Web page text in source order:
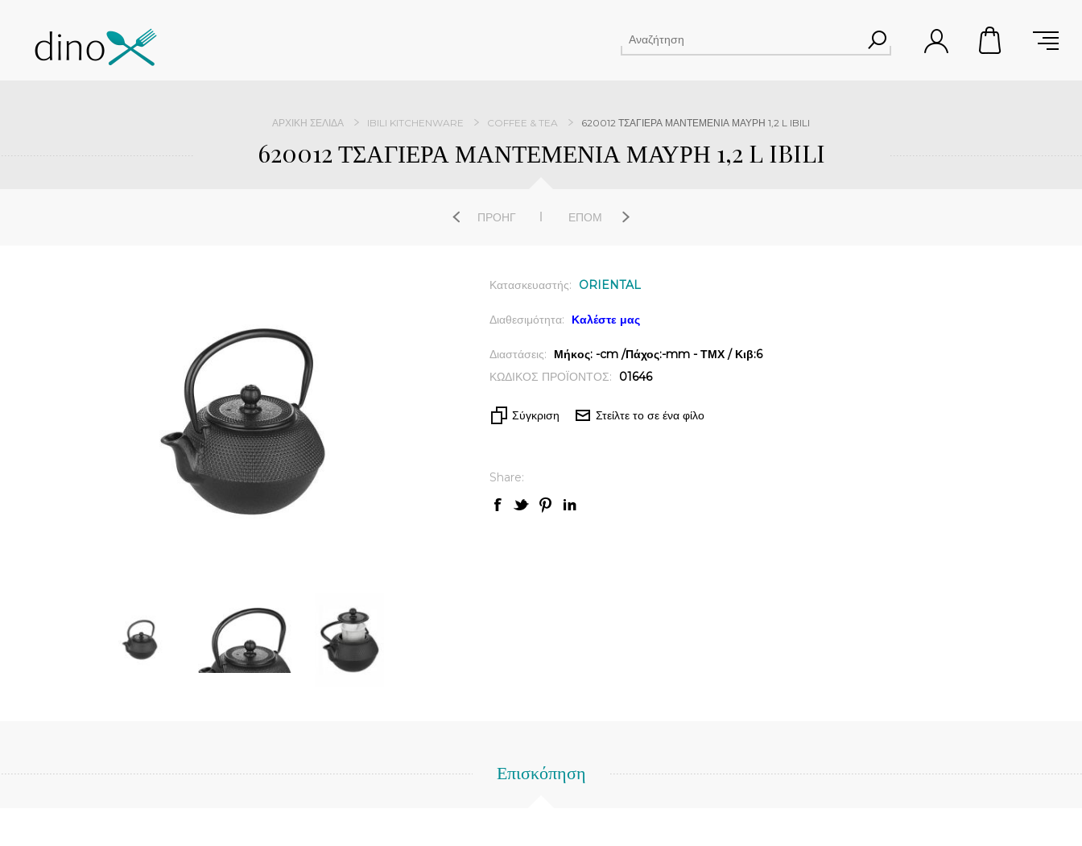
ΑΡΧΙΚΉ ΣΕΛΊΔΑ IBILI KITCHENWARE COFFEE & TEA 620012 ΤΣΑΓΙΕΡΑ ΜΑΝΤΕΜΕΝΙΑ ΜΑΥΡΗ 1,2 L IBILI
620012 ΤΣΑΓΙΕΡΑ ΜΑΝΤΕΜΕΝΙΑ ΜΑΥΡΗ 1,2 L IBILI
ΠΡΟΗΓ ΕΠΌΜ
Κατασκευαστής: ORIENTAL
Διαθεσιμότητα: Καλέστε μας
Διαστάσεις:
Μήκος: -cm /Πάχος:-mm - ΤΜΧ / Κιβ:6
ΚΩΔΙΚΟΣ ΠΡΟΪΟΝΤΟΣ:
01646
Σύγκριση Στείλτε το σε ένα φίλο
Share:
Επισκόπηση